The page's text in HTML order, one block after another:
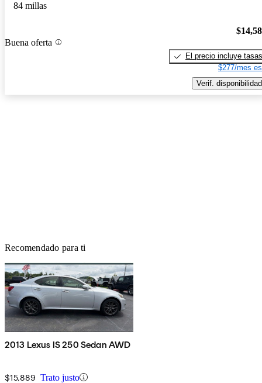
84 millas
Buena oferta
El precio incluye tasas
$277/mes
Verif. disponibilidad
Recomendado para ti
2013 Lexus IS 250 Sedan AWD
$15,889 Trato justo